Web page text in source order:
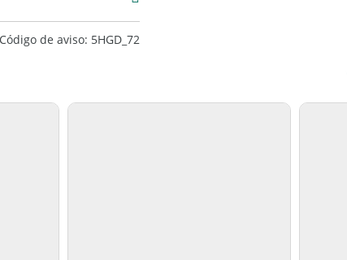
Código de aviso: 5HGD_72